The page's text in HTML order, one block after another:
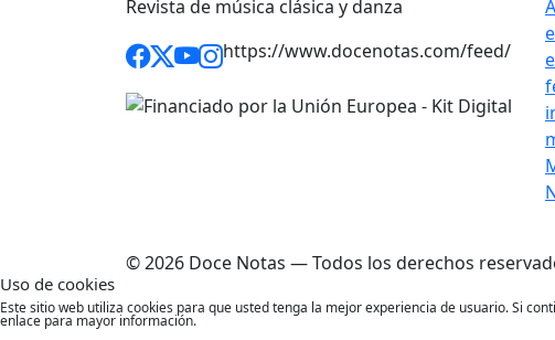
Revista de música clásica y danza
https://www.docenotas.com/feed/
© 2026 Doce Notas — Todos los derechos
Uso de cookies
Este sitio web utiliza cookies para que usted tenga la mejor experiencia de usuario. Si
enlace para mayor información.